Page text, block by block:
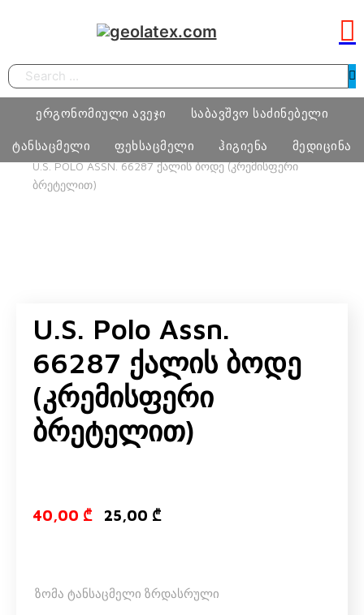
Search
ერგონომიული ავეჯი საბავშვო საძინებელი
ტანსაცმელი
ნატურალური შალის პროდუქცია
ფეხსაცმელი ჰიგიენა მედიცინა
HOME ᲢᲐᲜᲡᲐᲪᲛᲔᲚᲘ ᲥᲐᲚᲘ
ᲥᲐᲚᲘᲡ ᲗᲔᲗᲠᲔᲣᲚᲘ
U.S. POLO ASSN. 66287 ᲥᲐᲚᲘᲡ ᲑᲝᲓᲔ (ᲙᲠᲔᲛᲘᲡᲤᲔᲠᲘ
ᲑᲠᲔᲢᲔᲚᲘᲗ)
U.S. Polo Assn.
66287 Ქალის Ბოდე
(კრემისფერი
Ბრეტელით)
40,00 ₾ Original price
25,00 ₾Current
ზომა ტანსაცმელი ზრდასრული